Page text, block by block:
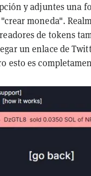
y adjuntes una
moneda".
de tokens
un enlace de
esto es